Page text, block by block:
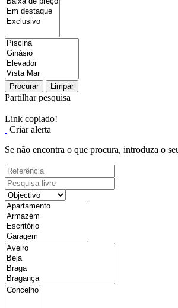
Procurar Limpar
Partilhar pesquisa
Link copiado!
Criar alerta
Se não encontra o que procura, introduza o